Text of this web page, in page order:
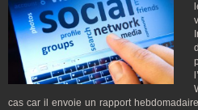
cas car il envoie un rapport